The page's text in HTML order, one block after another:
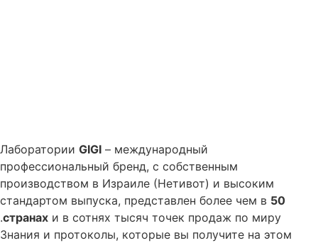
Лаборатории GIGI – международный
профессиональный бренд, с собственным
производством в Израиле (Нетивот) и высоким
стандартом выпуска, представлен более чем в 50
странах и в сотнях тысяч точек продаж по миру.
Знания и протоколы, которые вы получите на этом